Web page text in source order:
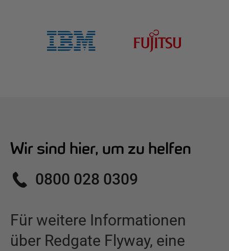
Wir sind hier, um zu helfen
0800 028 0309
Für weitere Informationen
über Redgate Flyway, eine